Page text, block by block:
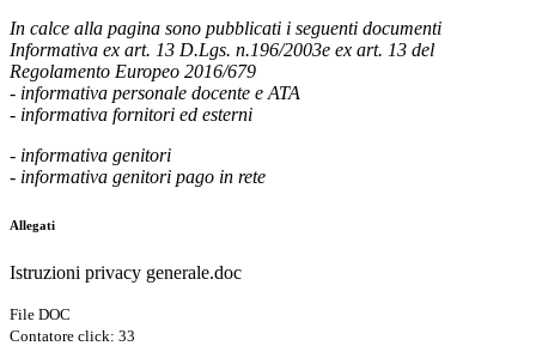
In calce alla pagina sono pubblicati i seguenti documenti
Informativa ex art. 13 D.Lgs. n.196/2003e ex art. 13 del
Regolamento Europeo 2016/679
- informativa personale docente e ATA
- informativa fornitori ed esterni
- informativa genitori
- informativa genitori pago in rete
Allegati
Istruzioni privacy generale.doc
File DOC
Contatore click: 33